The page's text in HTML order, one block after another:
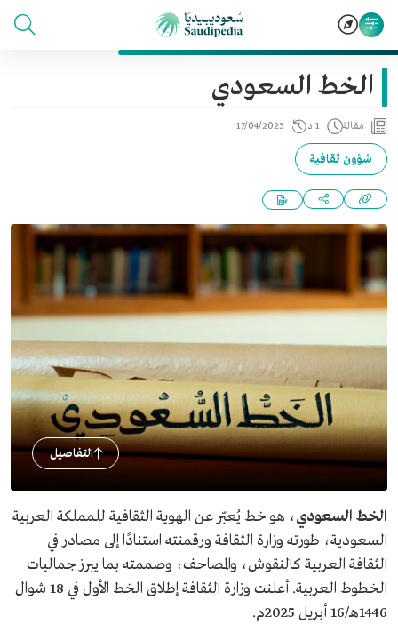
الخط السعودي
مقالة 1 د 17/04/2025
شؤون ثقافية
التفاصيل
الخط السعودي، هو خط يُعبّر عن الهوية الثقافية للمملكة العربية
السعودية، طورته وزارة الثقافة ورقمنته استنادًا إلى مصادر في
الثقافة العربية كالنقوش، والمصاحف، وصممته بما يبرز جماليات
الخطوط العربية. أعلنت وزارة الثقافة إطلاق الخط الأول في 18 شوال
1446هـ/16 أبريل 2025م.